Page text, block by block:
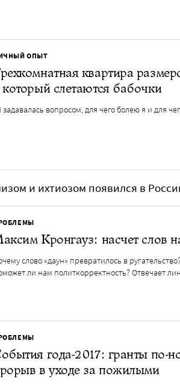
ОПЫТ
квартира
слетаются бабочки
задавалась вопросом, для чего болею я и для
и ихтиозом появился в
Кронгауз: насчет слов
слово «даун» превратилось в
ли нам политкорректность? Отвечает
года-2017: гранты
в уходе за пожилыми